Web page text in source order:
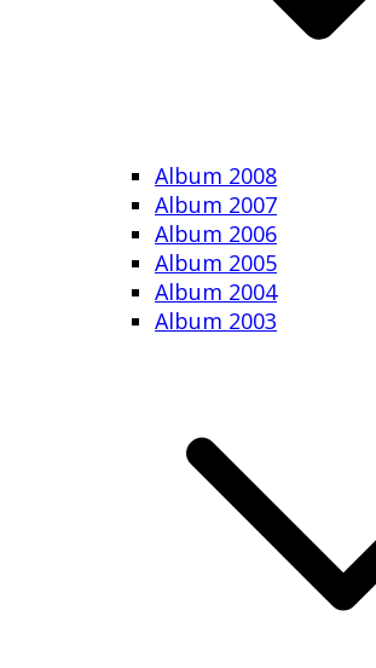
Album 2008
Album 2007
Album 2006
Album 2005
Album 2004
Album 2003